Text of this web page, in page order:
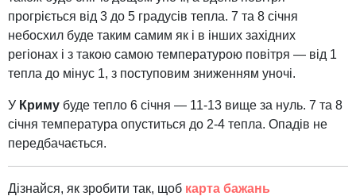
прогріється від 3 до 5 градусів тепла. 7 та 8 січня
небосхил буде таким самим як і в інших західних
регіонах і з такою самою температурою повітря — від 1
тепла до мінус 1, з поступовим зниженням уночі.
У Криму буде тепло 6 січня — 11-13 вище за нуль. 7 та 8
січня температура опуститься до 2-4 тепла. Опадів не
передбачається.
Дізнайся, як зробити так, щоб карта бажань